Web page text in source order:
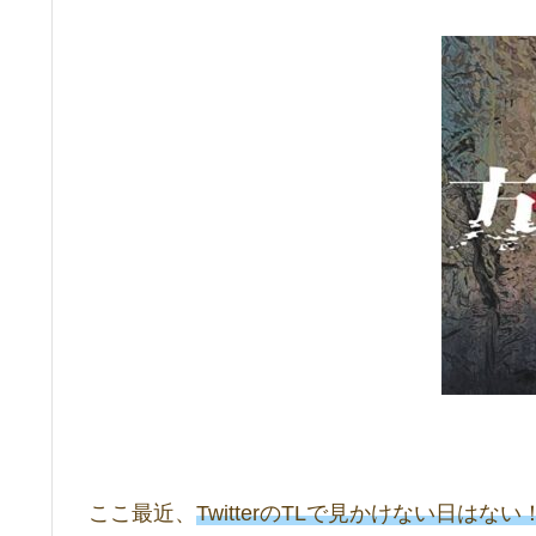
ここ最近、 TwitterのTLで見かけない日はない